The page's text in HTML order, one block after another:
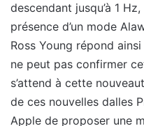
descendant jusqu’à 1
présence d’un mode
Ross Young répond
ne peut pas confirmer
s’attend à cette
de ces nouvelles dalles
Apple de proposer une